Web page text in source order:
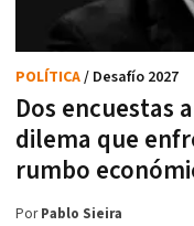
Dos encuestas
dilema que
rumbo
POLÍTICA/ Desafío 2027
PorPablo Sieira